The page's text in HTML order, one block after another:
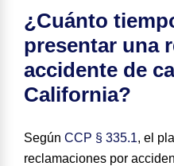
¿Cuánto
presentar una
accidente de
California?
Según CCP § 335.1, el
reclamaciones por